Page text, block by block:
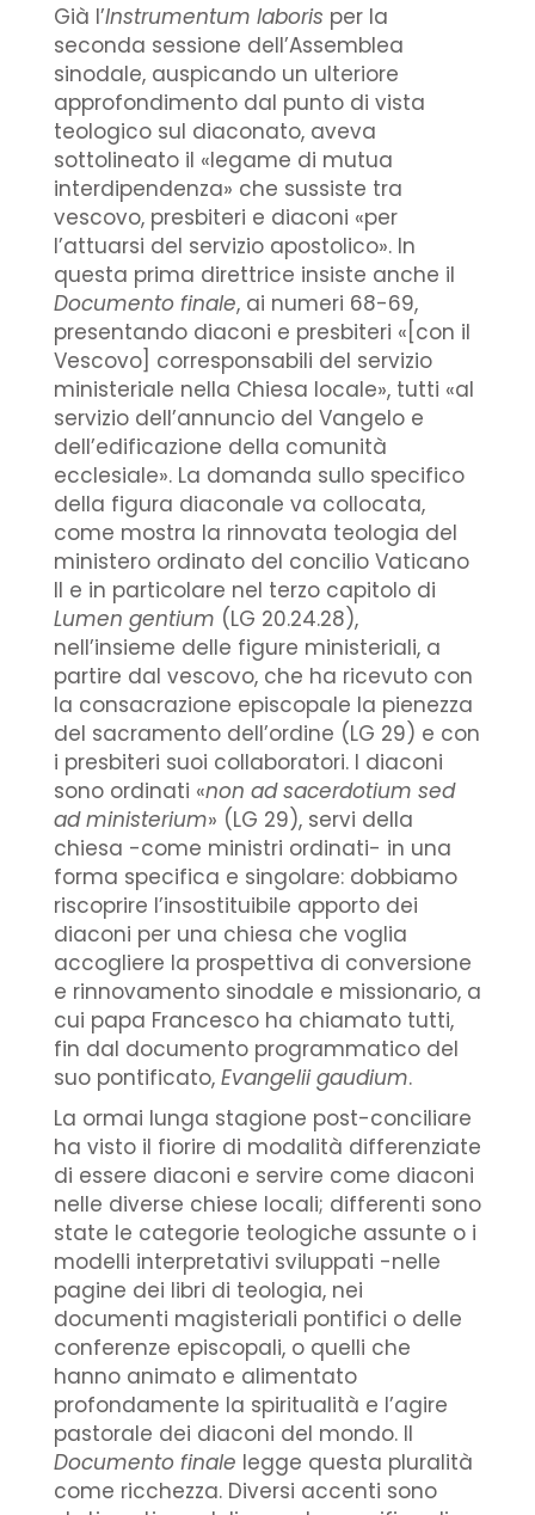
Già l’Instrumentum laboris per la
seconda sessione dell’Assemblea
sinodale, auspicando un ulteriore
approfondimento dal punto di vista
teologico sul diaconato, aveva
sottolineato il «legame di mutua
interdipendenza» che sussiste tra
vescovo, presbiteri e diaconi «per
l’attuarsi del servizio apostolico». In
questa prima direttrice insiste anche il
Documento finale, ai numeri 68-69,
presentando diaconi e presbiteri «[con il
Vescovo] corresponsabili del servizio
ministeriale nella Chiesa locale», tutti «al
servizio dell’annuncio del Vangelo e
dell’edificazione della comunità
ecclesiale». La domanda sullo specifico
della figura diaconale va collocata,
come mostra la rinnovata teologia del
ministero ordinato del concilio Vaticano
II e in particolare nel terzo capitolo di
Lumen gentium (LG 20.24.28),
nell’insieme delle figure ministeriali, a
partire dal vescovo, che ha ricevuto con
la consacrazione episcopale la pienezza
del sacramento dell’ordine (LG 29) e con
i presbiteri suoi collaboratori. I diaconi
sono ordinati «non ad sacerdotium sed
ad ministerium» (LG 29), servi della
chiesa -come ministri ordinati- in una
forma specifica e singolare: dobbiamo
riscoprire l’insostituibile apporto dei
diaconi per una chiesa che voglia
accogliere la prospettiva di conversione
e rinnovamento sinodale e missionario, a
cui papa Francesco ha chiamato tutti,
fin dal documento programmatico del
suo pontificato, Evangelii gaudium.
La ormai lunga stagione post-conciliare
ha visto il fiorire di modalità differenziate
di essere diaconi e servire come diaconi
nelle diverse chiese locali; differenti sono
state le categorie teologiche assunte o i
modelli interpretativi sviluppati -nelle
pagine dei libri di teologia, nei
documenti magisteriali pontifici o delle
conferenze episcopali, o quelli che
hanno animato e alimentato
profondamente la spiritualità e l’agire
pastorale dei diaconi del mondo. Il
Documento finale legge questa pluralità
come ricchezza. Diversi accenti sono